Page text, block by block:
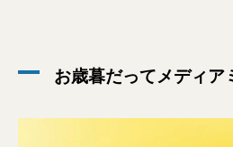
お歳暮だってメディア